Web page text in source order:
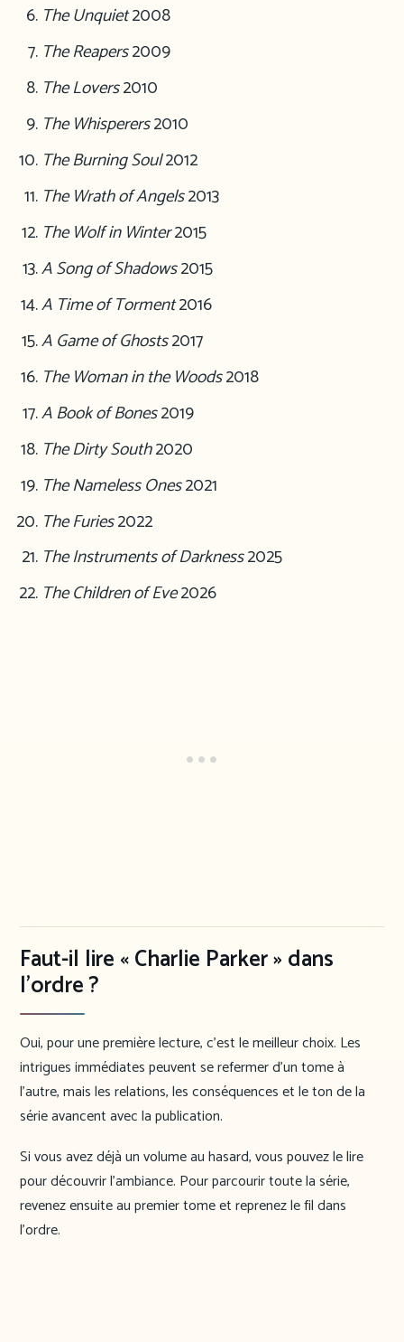
The Unquiet2008
The Reapers2009
The Lovers2010
The Whisperers2010
The Burning Soul2012
The Wrath of Angels2013
The Wolf in Winter2015
A Song of Shadows2015
A Time of Torment2016
A Game of Ghosts2017
The Woman in the Woods2018
A Book of Bones2019
The Dirty South2020
The Nameless Ones2021
The Furies2022
The Instruments of Darkness2025
The Children of Eve2026
Faut-il lire « Charlie Parker » dans
l’ordre ?
Oui, pour une première lecture, c’est le meilleur choix. Les
intrigues immédiates peuvent se refermer d’un tome à
l’autre, mais les relations, les conséquences et le ton de la
série avancent avec la publication.
Si vous avez déjà un volume au hasard, vous pouvez le lire
pour découvrir l’ambiance. Pour parcourir toute la série,
revenez ensuite au premier tome et reprenez le fil dans
l’ordre.